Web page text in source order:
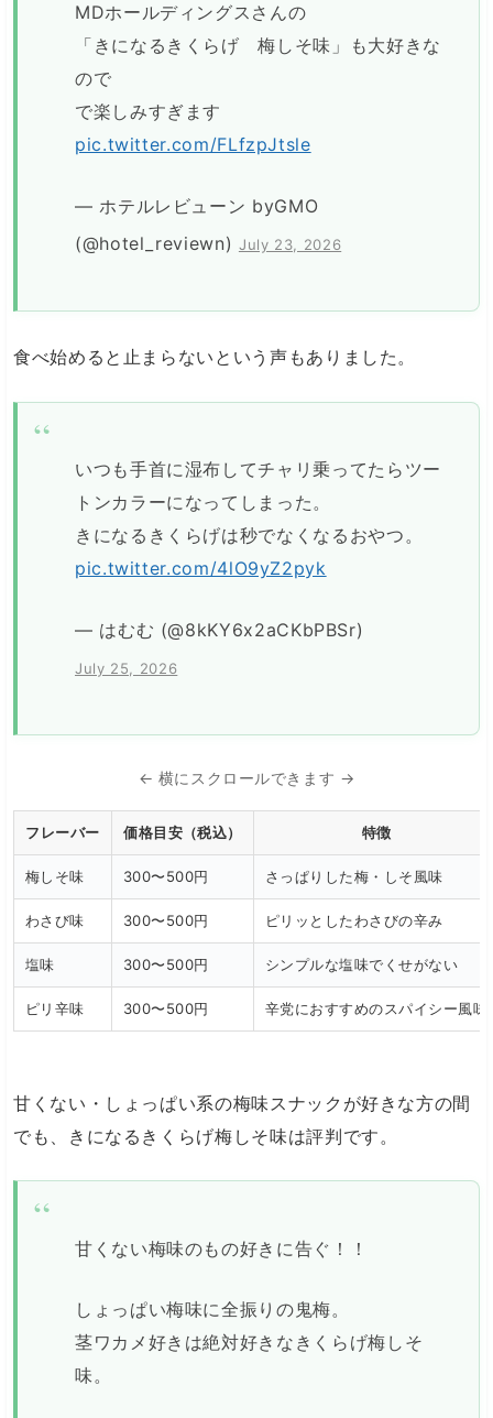
MDホールディングスさんの
「きになるきくらげ 梅しそ味」も大好きな
ので
で楽しみすぎます
pic.twitter.com/FLfzpJtsle
— ホテルレビューン byGMO
(@hotel_reviewn) July 23, 2026
食べ始めると止まらないという声もありました。
いつも手首に湿布してチャリ乗ってたらツー
トンカラーになってしまった。
きになるきくらげは秒でなくなるおやつ。
pic.twitter.com/4lO9yZ2pyk
— はむむ (@8kKY6x2aCKbPBSr)
July 25, 2026
← 横にスクロールできます →
フレーバー 価格目安（税込） 特徴
梅しそ味 300〜500円 さっぱりした梅・しそ風味
わさび味 300〜500円 ピリッとしたわさびの辛み
塩味 300〜500円 シンプルな塩味でくせがない
ピリ辛味 300〜500円 辛党におすすめのスパイシー風味
甘くない・しょっぱい系の梅味スナックが好きな方の間
でも、きになるきくらげ梅しそ味は評判です。
甘くない梅味のもの好きに告ぐ！！
しょっぱい梅味に全振りの鬼梅。
茎ワカメ好きは絶対好きなきくらげ梅しそ
味。